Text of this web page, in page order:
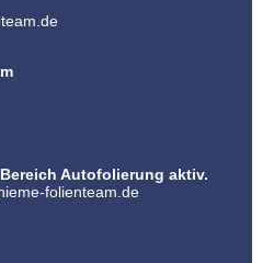
Autofolierung aktiv.
folienteam.de